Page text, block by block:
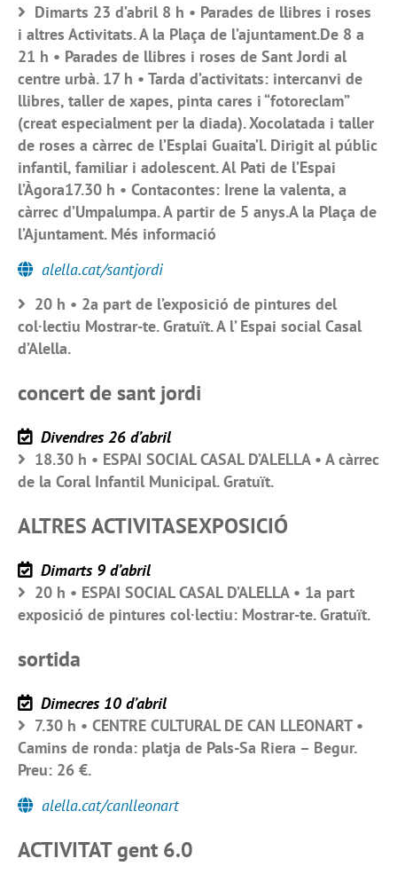
Dimarts 23 d’abril 8 h • Parades de llibres i roses
i altres Activitats. A la Plaça de l’ajuntament.De 8 a
21 h • Parades de llibres i roses de Sant Jordi al
centre urbà. 17 h • Tarda d’activitats: intercanvi de
llibres, taller de xapes, pinta cares i “fotoreclam”
(creat especialment per la diada). Xocolatada i taller
de roses a càrrec de l’Esplai Guaita’l. Dirigit al públic
infantil, familiar i adolescent. Al Pati de l’Espai
l’Àgora17.30 h • Contacontes: Irene la valenta, a
càrrec d’Umpalumpa. A partir de 5 anys.A la Plaça de
l’Ajuntament. Més informació
alella.cat/santjordi
20 h • 2a part de l’exposició de pintures del
col·lectiu Mostrar-te. Gratuït. A l’ Espai social Casal
d’Alella.
concert de sant jordi
Divendres 26 d’abril
18.30 h • ESPAI SOCIAL CASAL D’ALELLA • A càrrec
de la Coral Infantil Municipal. Gratuït.
ALTRES ACTIVITASEXPOSICIÓ
Dimarts 9 d’abril
20 h • ESPAI SOCIAL CASAL D’ALELLA • 1a part
exposició de pintures col·lectiu: Mostrar-te. Gratuït.
sortida
Dimecres 10 d’abril
7.30 h • CENTRE CULTURAL DE CAN LLEONART •
Camins de ronda: platja de Pals-Sa Riera – Begur.
Preu: 26 €.
alella.cat/canlleonart
ACTIVITAT gent 6.0